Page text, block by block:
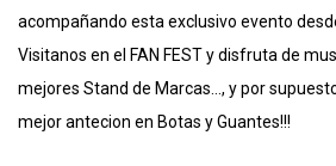
acompañando esta exclusivo evento
Visitanos en el FAN FEST y disfruta de
mejores Stand de Marcas..., y por
mejor antecion en Botas y Guantes!!!